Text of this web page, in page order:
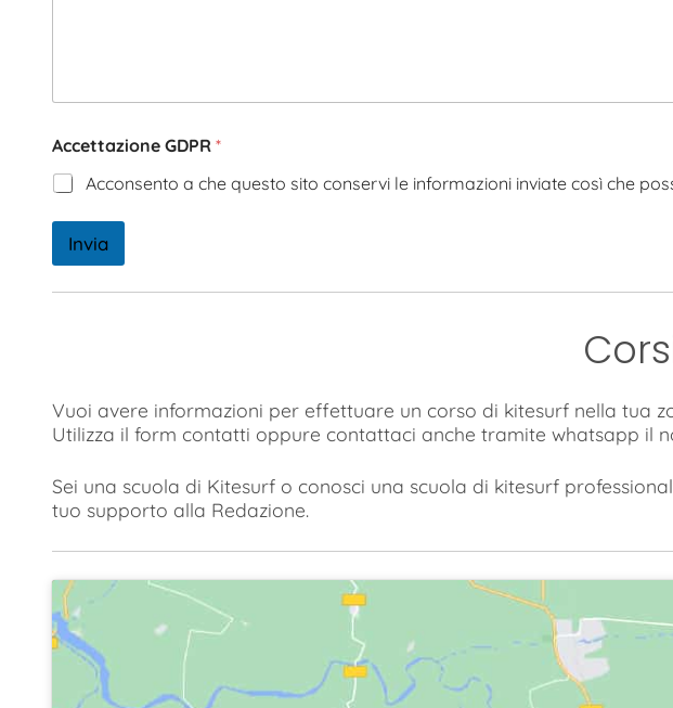
Accettazione GDPR *
Acconsento a che questo sito conservi le informazioni inviate così che
Invia
Vuoi avere informazioni per effettuare un corso di kitesurf nella tua
Utilizza il form contatti oppure contattaci anche tramite whatsapp il
Sei una scuola di Kitesurf o conosci una scuola di kitesurf
tuo supporto alla Redazione.